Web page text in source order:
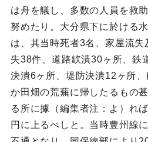
は舟を艤し、多数の人員を救
努めたり。大分県下に於ける
は、其当時死者3名、家屋流
失38件、道路缼潰30ヶ所、鉄
決潰6ヶ所、堤防決潰12ヶ所
か田畑の荒蕪に帰したるもの
る所に據（編集者注：よ）れ
円に上るべしと。当時豊州線